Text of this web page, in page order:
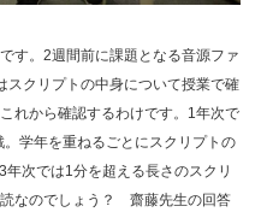
す。2週間前に課題となる音源ファ
スクリプトの中身について授業で確
れから確認するわけです。1年次で
学年を重ねるごとにスクリプトの
次では1分を超える長さのスクリ
なのでしょう？ 齋藤先生の回答